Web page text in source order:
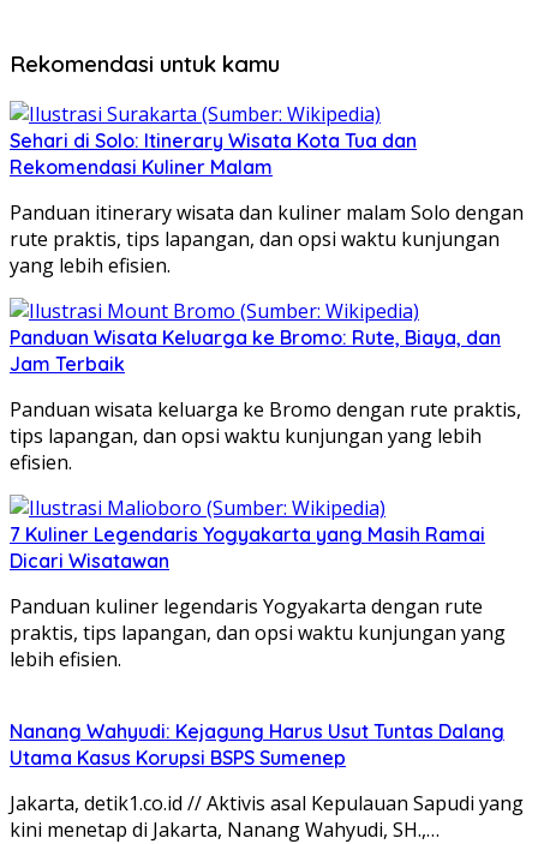
Rekomendasi untuk kamu
Sehari di Solo: Itinerary Wisata Kota Tua dan
Rekomendasi Kuliner Malam
Panduan itinerary wisata dan kuliner malam Solo dengan
rute praktis, tips lapangan, dan opsi waktu kunjungan
yang lebih efisien.
Panduan Wisata Keluarga ke Bromo: Rute, Biaya, dan
Jam Terbaik
Panduan wisata keluarga ke Bromo dengan rute praktis,
tips lapangan, dan opsi waktu kunjungan yang lebih
efisien.
7 Kuliner Legendaris Yogyakarta yang Masih Ramai
Dicari Wisatawan
Panduan kuliner legendaris Yogyakarta dengan rute
praktis, tips lapangan, dan opsi waktu kunjungan yang
lebih efisien.
Nanang Wahyudi: Kejagung Harus Usut Tuntas Dalang
Utama Kasus Korupsi BSPS Sumenep
Jakarta, detik1.co.id // Aktivis asal Kepulauan Sapudi yang
kini menetap di Jakarta, Nanang Wahyudi, SH.,…